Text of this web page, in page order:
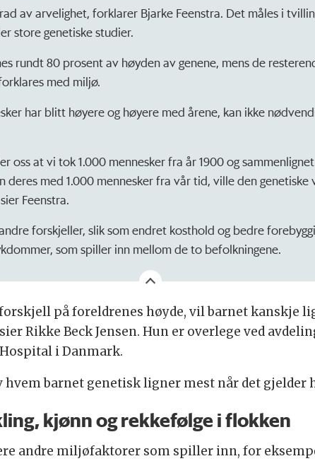
av arvelighet, forklarer Bjarke Feenstra. Det måles i
store genetiske studier.
rundt 80 prosent av høyden av genene, mens de
med miljø.
har blitt høyere og høyere med årene, kan ikke
oss at vi tok 1.000 mennesker fra år 1900 og
deres med 1.000 mennesker fra vår tid, ville den genetiske
Feenstra.
forskjeller, slik som endret kosthold og bedre
som spiller inn mellom de to befolkningene.
på foreldrenes høyde, vil barnet kanskje
Rikke Beck Jensen. Hun er overlege ved
i Danmark.
hvem barnet genetisk ligner mest når det gjelder
kjønn og rekkefølge i flokken
andre miljøfaktorer som spiller inn, for